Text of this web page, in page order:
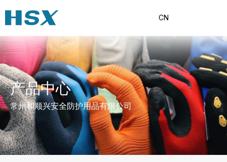
CN
产品中心
常州和顺兴安全防护用品有限公司